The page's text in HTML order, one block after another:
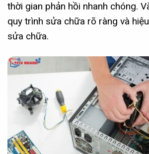
thời gian phản hồi nhanh chóng.
quy trình sửa chữa rõ ràng và
sửa chữa.